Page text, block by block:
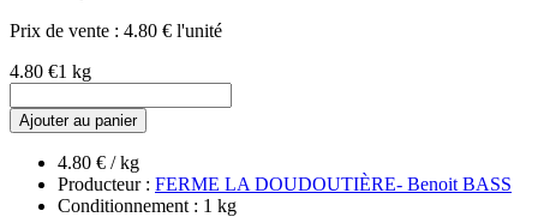
Prix de vente : 4.80 € l'unité
4.80 €1 kg
Ajouter au panier
4.80 € / kg
Producteur : FERME LA DOUDOUTIÈRE- Benoit BASS
Conditionnement : 1 kg